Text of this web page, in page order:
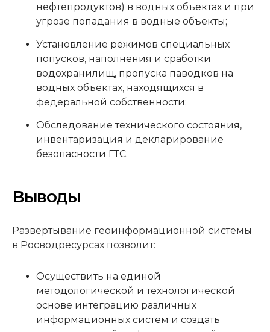
нефтепродуктов) в водных объектах и при
угрозе попадания в водные объекты;
Установление режимов специальных
попусков, наполнения и сработки
водохранилищ, пропуска паводков на
водных объектах, находящихся в
федеральной собственности;
Обследование технического состояния,
инвентаризация и декларирование
безопасности ГТС.
Выводы
Развертывание геоинформационной системы
в Росводресурсах позволит:
Осуществить на единой
методологической и технологической
основе интеграцию различных
информационных систем и создать